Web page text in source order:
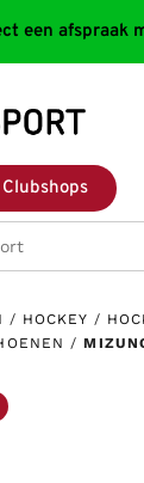
een afspraak
Clubshops
/ HOCKEY /
/